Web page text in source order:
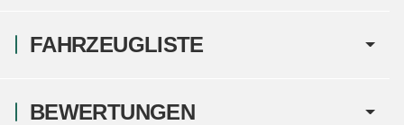
FAHRZEUGLISTE
BEWERTUNGEN